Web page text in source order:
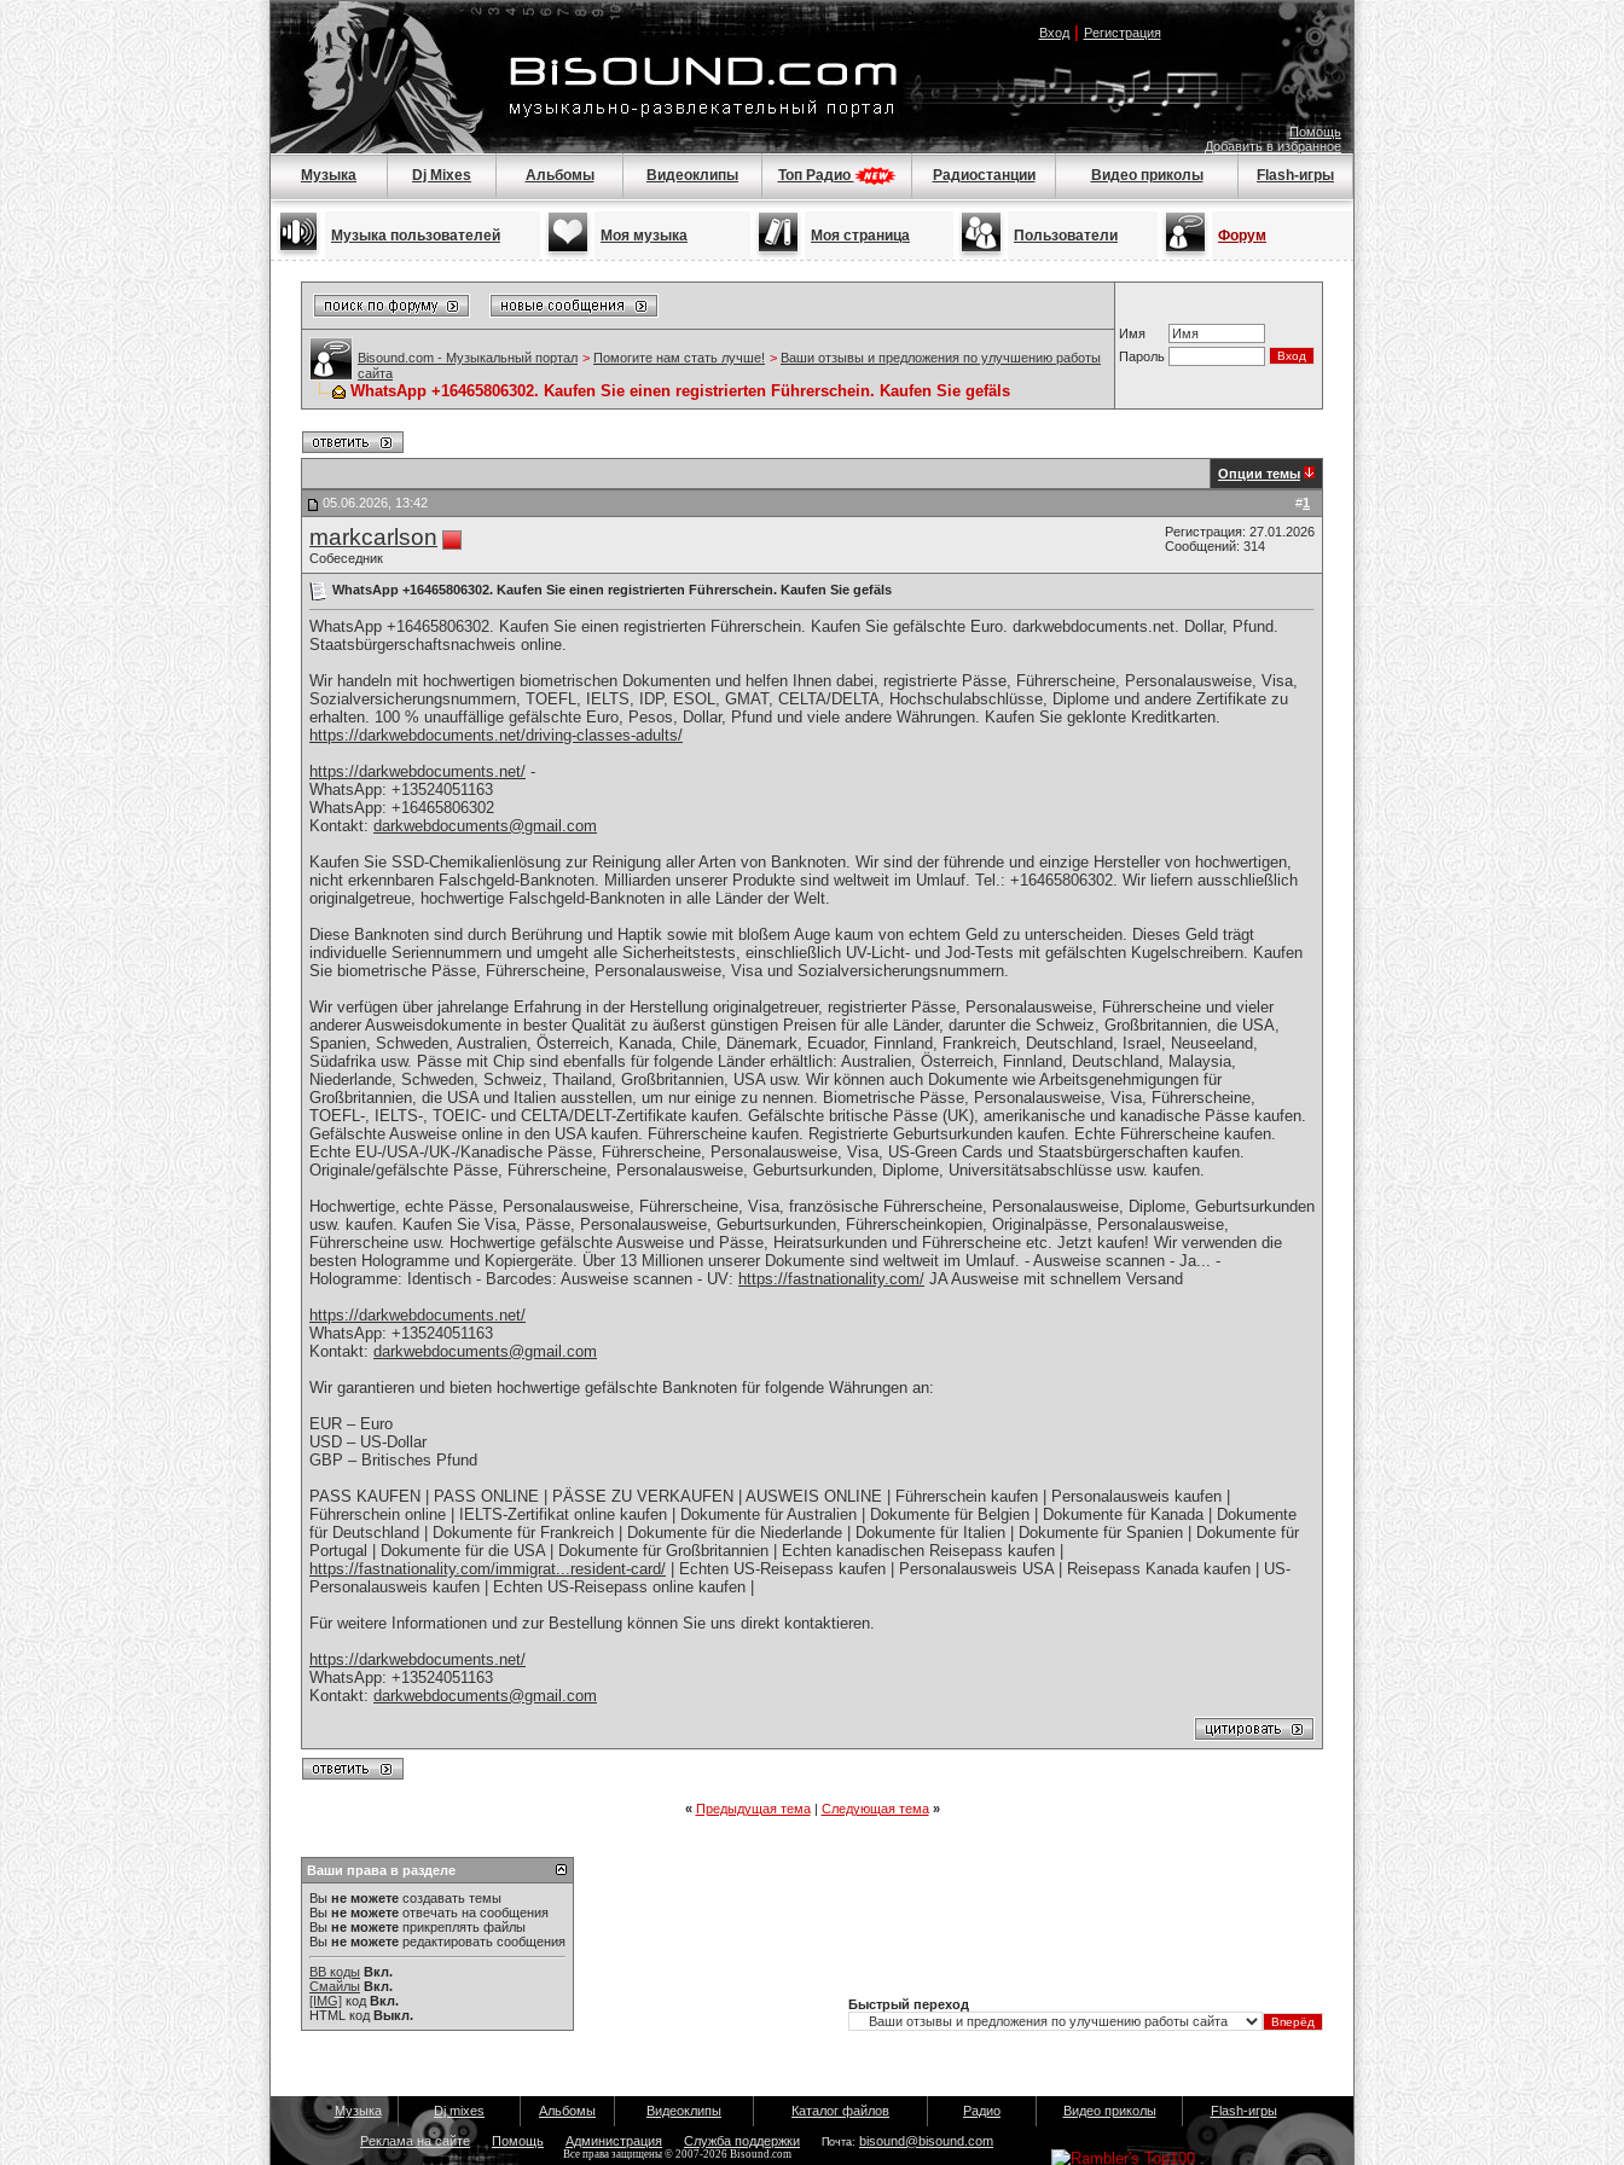
Вход| Регистрация
Помощь
Добавить в избранное
Музыка Dj Mixes Альбомы Видеоклипы Топ Радио Радиостанции Видео приколы Flash-игры
Музыка пользователей Моя музыка Моя страница Пользователи Форум
Имя
Пароль
Bisound.com - Музыкальный портал > Помогите нам стать лучше! > Ваши отзывы и предложения по улучшению работы
сайта
WhatsApp +16465806302. Kaufen Sie einen registrierten Führerschein. Kaufen Sie gefäls
Опции темы
#1
05.06.2026, 13:42
markcarlson
Собеседник
Регистрация: 27.01.2026
Сообщений: 314
WhatsApp +16465806302. Kaufen Sie einen registrierten Führerschein. Kaufen Sie gefäls
WhatsApp +16465806302. Kaufen Sie einen registrierten Führerschein. Kaufen Sie gefälschte Euro. darkwebdocuments.net. Dollar, Pfund.
Staatsbürgerschaftsnachweis online.
Wir handeln mit hochwertigen biometrischen Dokumenten und helfen Ihnen dabei, registrierte Pässe, Führerscheine, Personalausweise, Visa,
Sozialversicherungsnummern, TOEFL, IELTS, IDP, ESOL, GMAT, CELTA/DELTA, Hochschulabschlüsse, Diplome und andere Zertifikate zu
erhalten. 100 % unauffällige gefälschte Euro, Pesos, Dollar, Pfund und viele andere Währungen. Kaufen Sie geklonte Kreditkarten.
https://darkwebdocuments.net/driving-classes-adults/
https://darkwebdocuments.net/ -
WhatsApp: +13524051163
WhatsApp: +16465806302
Kontakt: darkwebdocuments@gmail.com
Kaufen Sie SSD-Chemikalienlösung zur Reinigung aller Arten von Banknoten. Wir sind der führende und einzige Hersteller von hochwertigen,
nicht erkennbaren Falschgeld-Banknoten. Milliarden unserer Produkte sind weltweit im Umlauf. Tel.: +16465806302. Wir liefern ausschließlich
originalgetreue, hochwertige Falschgeld-Banknoten in alle Länder der Welt.
Diese Banknoten sind durch Berührung und Haptik sowie mit bloßem Auge kaum von echtem Geld zu unterscheiden. Dieses Geld trägt
individuelle Seriennummern und umgeht alle Sicherheitstests, einschließlich UV-Licht- und Jod-Tests mit gefälschten Kugelschreibern. Kaufen
Sie biometrische Pässe, Führerscheine, Personalausweise, Visa und Sozialversicherungsnummern.
Wir verfügen über jahrelange Erfahrung in der Herstellung originalgetreuer, registrierter Pässe, Personalausweise, Führerscheine und vieler
anderer Ausweisdokumente in bester Qualität zu äußerst günstigen Preisen für alle Länder, darunter die Schweiz, Großbritannien, die USA,
Spanien, Schweden, Australien, Österreich, Kanada, Chile, Dänemark, Ecuador, Finnland, Frankreich, Deutschland, Israel, Neuseeland,
Südafrika usw. Pässe mit Chip sind ebenfalls für folgende Länder erhältlich: Australien, Österreich, Finnland, Deutschland, Malaysia,
Niederlande, Schweden, Schweiz, Thailand, Großbritannien, USA usw. Wir können auch Dokumente wie Arbeitsgenehmigungen für
Großbritannien, die USA und Italien ausstellen, um nur einige zu nennen. Biometrische Pässe, Personalausweise, Visa, Führerscheine,
TOEFL-, IELTS-, TOEIC- und CELTA/DELT-Zertifikate kaufen. Gefälschte britische Pässe (UK), amerikanische und kanadische Pässe kaufen.
Gefälschte Ausweise online in den USA kaufen. Führerscheine kaufen. Registrierte Geburtsurkunden kaufen. Echte Führerscheine kaufen.
Echte EU-/USA-/UK-/Kanadische Pässe, Führerscheine, Personalausweise, Visa, US-Green Cards und Staatsbürgerschaften kaufen.
Originale/gefälschte Pässe, Führerscheine, Personalausweise, Geburtsurkunden, Diplome, Universitätsabschlüsse usw. kaufen.
Hochwertige, echte Pässe, Personalausweise, Führerscheine, Visa, französische Führerscheine, Personalausweise, Diplome, Geburtsurkunden
usw. kaufen. Kaufen Sie Visa, Pässe, Personalausweise, Geburtsurkunden, Führerscheinkopien, Originalpässe, Personalausweise,
Führerscheine usw. Hochwertige gefälschte Ausweise und Pässe, Heiratsurkunden und Führerscheine etc. Jetzt kaufen! Wir verwenden die
besten Hologramme und Kopiergeräte. Über 13 Millionen unserer Dokumente sind weltweit im Umlauf. - Ausweise scannen - Ja... -
Hologramme: Identisch - Barcodes: Ausweise scannen - UV: https://fastnationality.com/ JA Ausweise mit schnellem Versand
https://darkwebdocuments.net/
WhatsApp: +13524051163
Kontakt: darkwebdocuments@gmail.com
Wir garantieren und bieten hochwertige gefälschte Banknoten für folgende Währungen an:
EUR – Euro
USD – US-Dollar
GBP – Britisches Pfund
PASS KAUFEN | PASS ONLINE | PÄSSE ZU VERKAUFEN | AUSWEIS ONLINE | Führerschein kaufen | Personalausweis kaufen |
Führerschein online | IELTS-Zertifikat online kaufen | Dokumente für Australien | Dokumente für Belgien | Dokumente für Kanada | Dokumente
für Deutschland | Dokumente für Frankreich | Dokumente für die Niederlande | Dokumente für Italien | Dokumente für Spanien | Dokumente für
Portugal | Dokumente für die USA | Dokumente für Großbritannien | Echten kanadischen Reisepass kaufen |
https://fastnationality.com/immigrat...resident-card/ | Echten US-Reisepass kaufen | Personalausweis USA | Reisepass Kanada kaufen | US-
Personalausweis kaufen | Echten US-Reisepass online kaufen |
Für weitere Informationen und zur Bestellung können Sie uns direkt kontaktieren.
https://darkwebdocuments.net/
WhatsApp: +13524051163
Kontakt: darkwebdocuments@gmail.com
« Предыдущая тема| Следующая тема »
Ваши права в разделе
Вы не можете создавать темы
Вы не можете отвечать на сообщения
Вы не можете прикреплять файлы
Вы не можете редактировать сообщения
BB коды Вкл.
Смайлы Вкл.
[IMG] код Вкл.
HTML код Выкл.
Быстрый переход
Музыка Dj mixes Альбомы Видеоклипы Каталог файлов Радио Видео приколы Flash-игры
Реклама на сайте Помощь Администрация Служба поддержки Почта: bisound@bisound.com
Все права защищены © 2007-2026 Bisound.com